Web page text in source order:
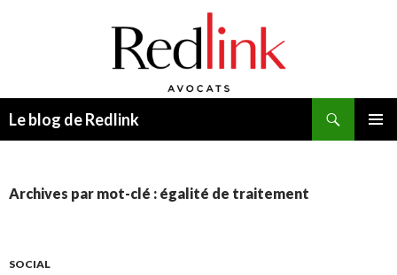
Le blog de Redlink
Archives par mot-clé : égalité de traitement
SOCIAL